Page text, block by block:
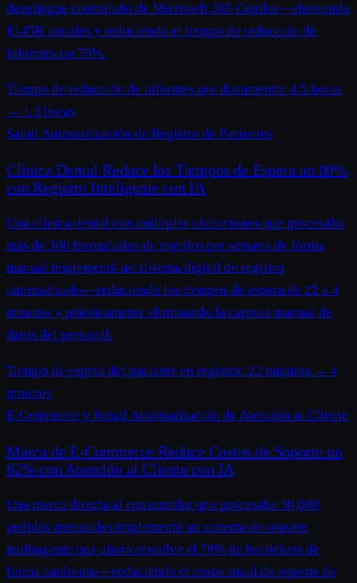
despliegue controlado de Microsoft 365 Copilot—ahorrando
$145K anuales y reduciendo el tiempo de redacción de
informes un 70%.
Tiempo de redacción de informes por documento: 4.5 horas
→ 1.3 horas
Salud Automatización de Registro de Pacientes
Clínica Dental Reduce los Tiempos de Espera un 80%
con Registro Inteligente con IA
Una clínica dental con múltiples ubicaciones que procesaba
más de 300 formularios de registro por semana de forma
manual implementó un sistema digital de registro
automatizado—reduciendo los tiempos de espera de 22 a 4
minutos y prácticamente eliminando la captura manual de
datos del personal.
Tiempo de espera del paciente en registro: 22 minutos → 4
minutos
E-Commerce y Retail Automatización de Atención al Cliente
Marca de E-Commerce Reduce Costos de Soporte un
62% con Atención al Cliente con IA
Una marca directa al consumidor que procesaba 50,000
pedidos mensuales implementó un sistema de soporte
multiagente que ahora resuelve el 78% de los tickets de
forma autónoma—reduciendo el costo anual de soporte de